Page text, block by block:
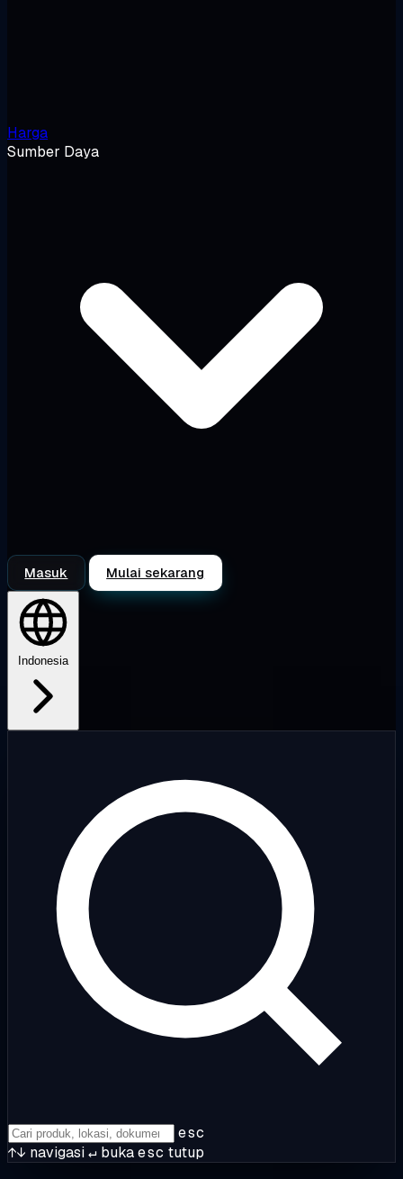
Harga
Sumber Daya
Masuk Mulai sekarang
Indonesia
esc
↑↓ navigasi↵ bukaesc tutup